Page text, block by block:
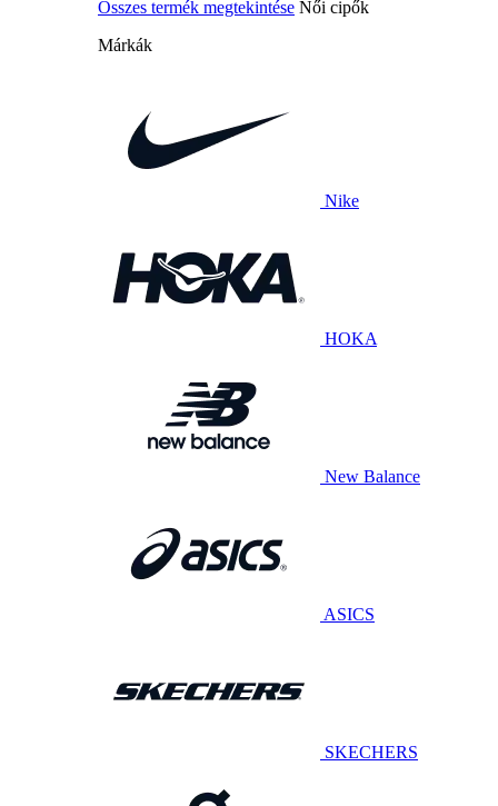
Összes termék megtekintése Női cipők
Márkák
Nike
HOKA
New Balance
ASICS
SKECHERS